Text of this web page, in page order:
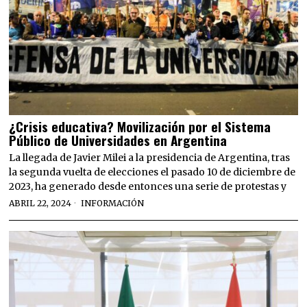
¿Crisis educativa? Movilización por el Sistema
Público de Universidades en Argentina
La llegada de Javier Milei a la presidencia de Argentina, tras
la segunda vuelta de elecciones el pasado 10 de diciembre de
2023, ha generado desde entonces una serie de protestas y
ABRIL 22, 2024 INFORMACIÓN